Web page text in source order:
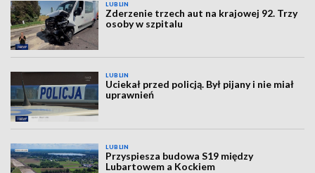
LUBLIN
Zderzenie trzech aut na krajowej 92. Trzy
osoby w szpitalu
LUBLIN
Uciekał przed policją. Był pijany i nie miał
uprawnień
LUBLIN
Przyspiesza budowa S19 między
Lubartowem a Kockiem